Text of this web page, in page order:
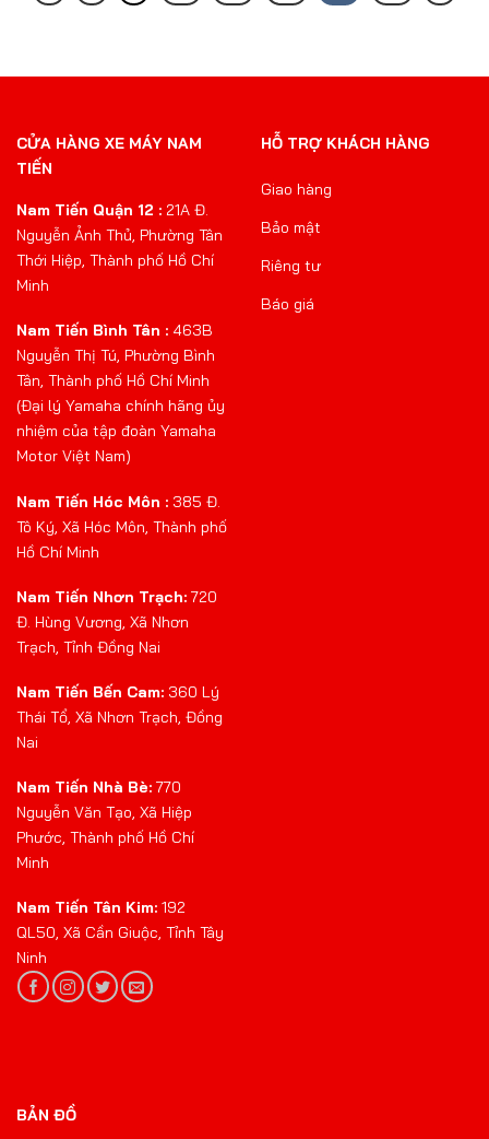
CỬA HÀNG XE MÁY NAM
TIẾN
Nam Tiến Quận 12 : 21A Đ.
Nguyễn Ảnh Thủ, Phường Tân
Thới Hiệp, Thành phố Hồ Chí
Minh
Nam Tiến Bình Tân : 463B
Nguyễn Thị Tú, Phường Bình
Tân, Thành phố Hồ Chí Minh
(Đại lý Yamaha chính hãng ủy
nhiệm của tập đoàn Yamaha
Motor Việt Nam)
Nam Tiến Hóc Môn : 385 Đ.
Tô Ký, Xã Hóc Môn, Thành phố
Hồ Chí Minh
Nam Tiến Nhơn Trạch: 720
Đ. Hùng Vương, Xã Nhơn
Trạch, Tỉnh Đồng Nai
Nam Tiến Bến Cam: 360 Lý
Thái Tổ, Xã Nhơn Trạch, Đồng
Nai
Nam Tiến Nhà Bè: 770
Nguyễn Văn Tạo, Xã Hiệp
Phước, Thành phố Hồ Chí
Minh
Nam Tiến Tân Kim: 192
QL50, Xã Cần Giuộc, Tỉnh Tây
Ninh
HỖ TRỢ KHÁCH HÀNG
Giao hàng
Bảo mật
Riêng tư
Báo giá
BẢN ĐỒ